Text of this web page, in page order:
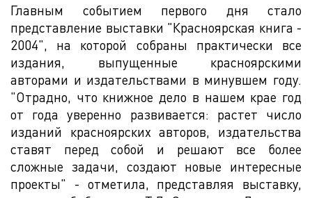
Главным событием первого дня стало
представление выставки "Красноярская книга -
2004", на которой собраны практически все
издания, выпущенные красноярскими
авторами и издательствами в минувшем году.
"Отрадно, что книжное дело в нашем крае год
от года уверенно развивается: растет число
изданий красноярских авторов, издательства
ставят перед собой и решают все более
сложные задачи, создают новые интересные
проекты" - отметила, представляя выставку,